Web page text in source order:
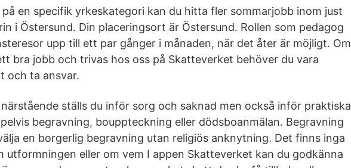
en specifik yrkeskategori kan du hitta fler sommarjobb inom just
i Östersund. Din placeringsort är Östersund. Rollen som pedagog
upp till ett par gånger i månaden, när det åter är möjligt. Om
bra jobb och trivas hos oss på Skatteverket behöver du vara
och ta ansvar.
ställs du inför sorg och saknad men också inför praktiska
begravning, bouppteckning eller dödsboanmälan. Begravning
en borgerlig begravning utan religiös anknytning. Det finns inga
utformningen eller om vem I appen Skatteverket kan du godkänna